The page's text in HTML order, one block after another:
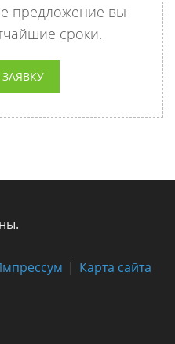
предложение вы
сроки.
Карта сайта